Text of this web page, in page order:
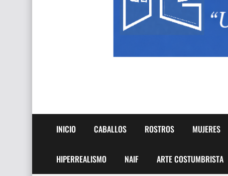
INICIO CABALLOS ROSTROS MUJERES
HIPERREALISMO NAIF ARTE COSTUMBRISTA
Frutas y Flores Para Colorear Imágenes